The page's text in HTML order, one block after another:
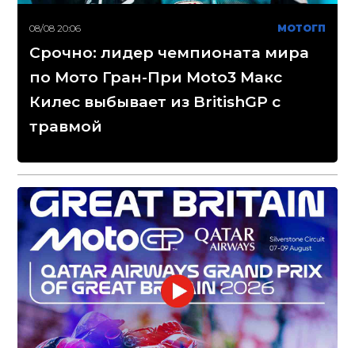
08/08 20:06 МОТОГП
Срочно: лидер чемпионата мира
по Мото Гран-При Moto3 Макс
Килес выбывает из BritishGP с
травмой